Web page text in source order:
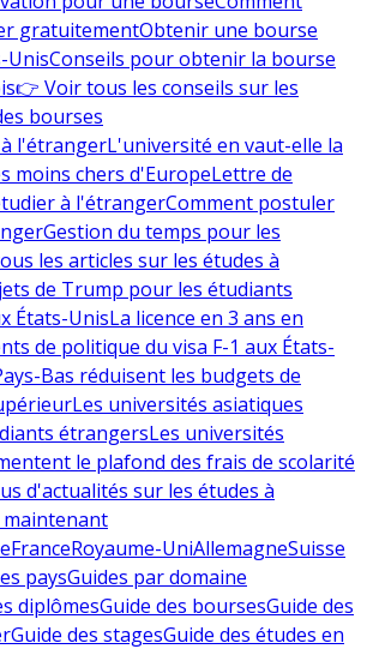
gratuitementObtenir une bourse
UnisConseils pour obtenir la bourse
👉 Voir tous les conseils sur les
bourses
l'étrangerL'université en vaut-elle la
moins chers d'EuropeLettre de
à l'étrangerComment postuler
Gestion du temps pour les
les articles sur les études à
de Trump pour les étudiants
États-UnisLa licence en 3 ans en
de politique du visa F-1 aux États-
Bas réduisent les budgets de
Les universités asiatiques
étrangersLes universités
le plafond des frais de scolarité
d'actualités sur les études à
maintenant
FranceRoyaume-UniAllemagneSuisse
paysGuides par domaine
diplômesGuide des boursesGuide des
Guide des stagesGuide des études en